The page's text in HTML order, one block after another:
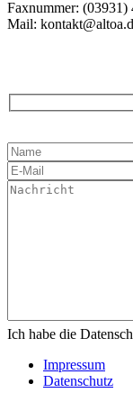
Faxnummer: (03931)
Mail:
Ich habe die
Impressum
Datenschutz